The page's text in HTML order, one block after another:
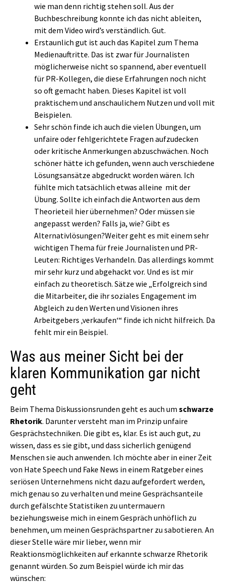
wie man denn richtig stehen soll. Aus der
Buchbeschreibung konnte ich das nicht ableiten,
mit dem Video wird’s verständlich. Gut.
Erstaunlich gut ist auch das Kapitel zum Thema
Medienauftritte. Das ist zwar für Journalisten
möglicherweise nicht so spannend, aber eventuell
für PR-Kollegen, die diese Erfahrungen noch nicht
so oft gemacht haben. Dieses Kapitel ist voll
praktischem und anschaulichem Nutzen und voll mit
Beispielen.
Sehr schön finde ich auch die vielen Übungen, um
unfaire oder fehlgerichtete Fragen aufzudecken
oder kritische Anmerkungen abzuschwächen. Noch
schöner hätte ich gefunden, wenn auch verschiedene
Lösungsansätze abgedruckt worden wären. Ich
fühlte mich tatsächlich etwas alleine mit der
Übung. Sollte ich einfach die Antworten aus dem
Theorieteil hier übernehmen? Oder müssen sie
angepasst werden? Falls ja, wie? Gibt es
Alternativlösungen?Weiter geht es mit einem sehr
wichtigen Thema für freie Journalisten und PR-
Leuten: Richtiges Verhandeln. Das allerdings kommt
mir sehr kurz und abgehackt vor. Und es ist mir
einfach zu theoretisch. Sätze wie „Erfolgreich sind
die Mitarbeiter, die ihr soziales Engagement im
Abgleich zu den Werten und Visionen ihres
Arbeitgebers ‚verkaufen‘“ finde ich nicht hilfreich. Da
fehlt mir ein Beispiel.
Was aus meiner Sicht bei der
klaren Kommunikation gar nicht
geht
Beim Thema Diskussionsrunden geht es auch um schwarze
Rhetorik. Darunter versteht man im Prinzip unfaire
Gesprächstechniken. Die gibt es, klar. Es ist auch gut, zu
wissen, dass es sie gibt, und dass sicherlich genügend
Menschen sie auch anwenden. Ich möchte aber in einer Zeit
von Hate Speech und Fake News in einem Ratgeber eines
seriösen Unternehmens nicht dazu aufgefordert werden,
mich genau so zu verhalten und meine Gesprächsanteile
durch gefälschte Statistiken zu untermauern
beziehungsweise mich in einem Gespräch unhöflich zu
benehmen, um meinen Gesprächspartner zu sabotieren. An
dieser Stelle wäre mir lieber, wenn mir
Reaktionsmöglichkeiten auf erkannte schwarze Rhetorik
genannt würden. So zum Beispiel würde ich mir das
wünschen: